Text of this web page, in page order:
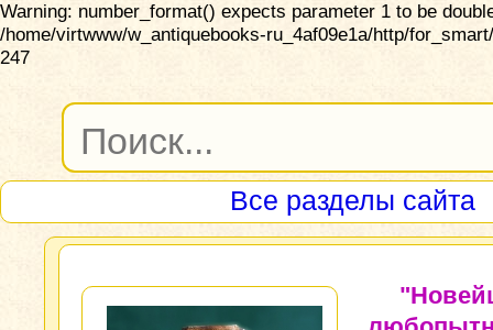
Warning: number_format() expects parameter 1 to be
/home/virtwww/w_antiquebooks-ru_4af09e1a/http/
247
Все разделы сайта